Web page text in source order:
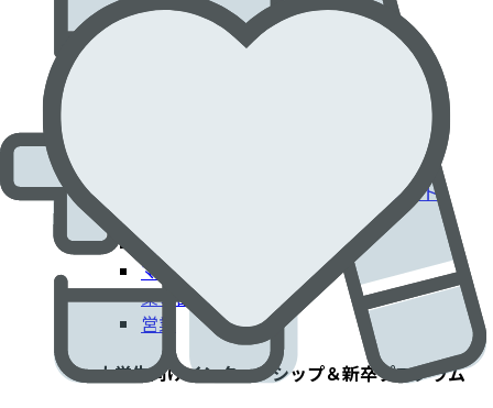
採用情報
患者さんに貢献するエドワーズでのキャリア​
フィールドクリニカルスペシャリスト
製造工場
マーケティング
薬事部門
営業
大学生向けインターンシップ＆新卒プログラム